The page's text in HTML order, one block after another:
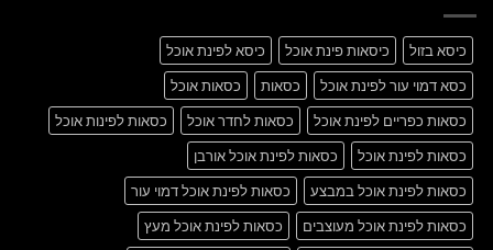
כיסא בזול כיסאות פינת אוכל
כיסא לפינת אוכל
כסא דמוי עור לפינת אוכל
כסאות
כסאות אוכל
כסאות כפריים לפינת אוכל
כסאות לחדר אוכל
כסאות לפינות אוכל
כסאות לפינת אוכל
כסאות לפינת אוכל אורבן
כסאות לפינת אוכל במבצע
כסאות לפינת אוכל דמוי עור
כסאות לפינת אוכל מעוצבים
כסאות לפינת אוכל מעץ